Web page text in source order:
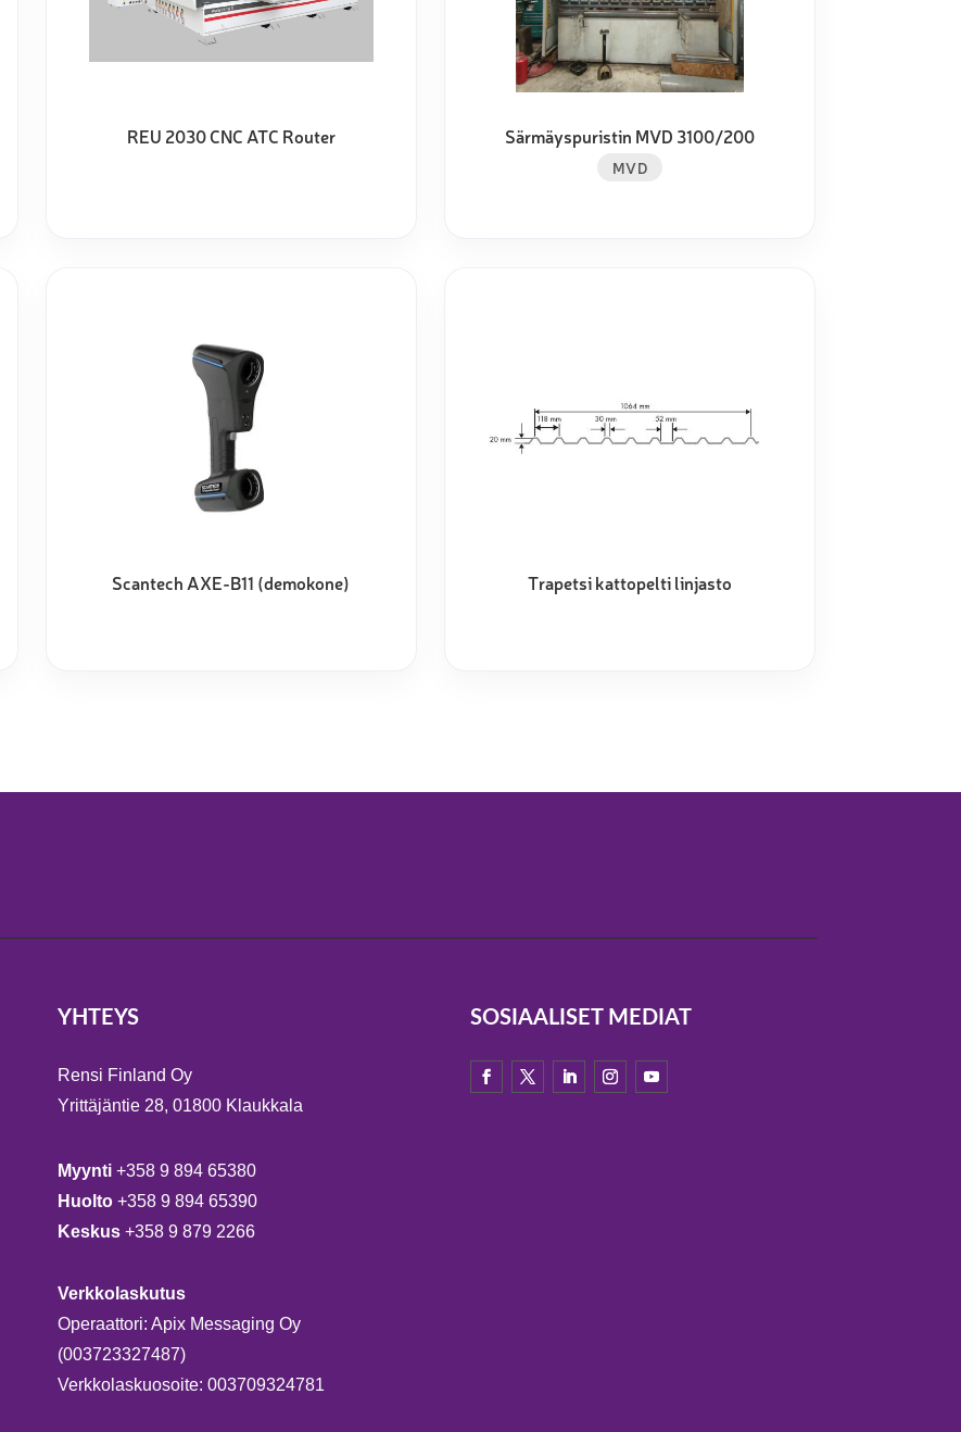
REU 2030 CNC ATC Router Särmäyspuristin MVD 3100/200
MVD
Scantech AXE-B11 (demokone) Trapetsi kattopelti linjasto
YHTEYS
Rensi Finland Oy
Yrittäjäntie 28, 01800 Klaukkala
Myynti +358 9 894 65380
Huolto +358 9 894 65390
Keskus +358 9 879 2266
Verkkolaskutus
Operaattori: Apix Messaging Oy
(003723327487)
Verkkolaskuosoite: 003709324781
SOSIAALISET MEDIAT